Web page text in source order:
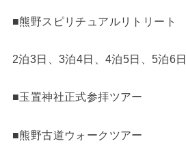
■熊野スピリチュアルリトリート
2泊3日、3泊4日、4泊5日、5泊6日
■玉置神社正式参拝ツアー
■熊野古道ウォークツアー